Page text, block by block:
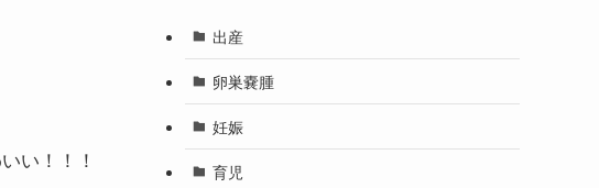
い！！！
出産
卵巣嚢腫
妊娠
育児